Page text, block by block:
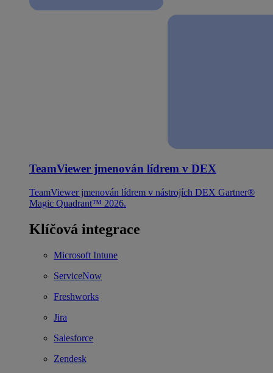
TeamViewer jmenován lídrem v DEX
TeamViewer jmenován lídrem v nástrojích DEX Gartner®
Magic Quadrant™ 2026.
Klíčová integrace
Microsoft Intune
ServiceNow
Freshworks
Jira
Salesforce
Zendesk